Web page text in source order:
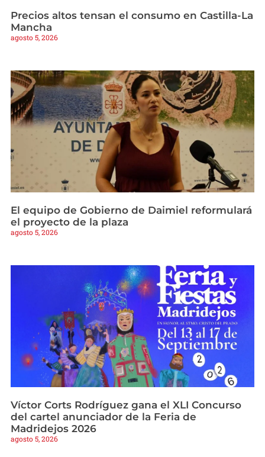
Precios altos tensan el consumo en Castilla-La
Mancha
agosto 5, 2026
El equipo de Gobierno de Daimiel reformulará
el proyecto de la plaza
agosto 5, 2026
Víctor Corts Rodríguez gana el XLI Concurso
del cartel anunciador de la Feria de
Madridejos 2026
agosto 5, 2026